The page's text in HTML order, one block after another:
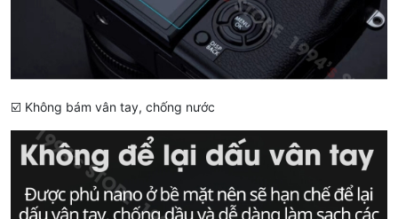
☑️ Không bám vân tay, chống nước